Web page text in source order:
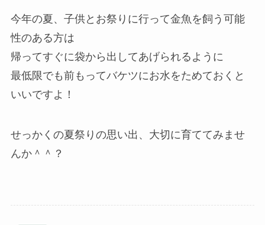
今年の夏、子供とお祭りに行って金魚を飼う可能
性のある方は
帰ってすぐに袋から出してあげられるように
最低限でも前もってバケツにお水をためておくと
いいですよ！
せっかくの夏祭りの思い出、大切に育ててみませ
んか＾＾？